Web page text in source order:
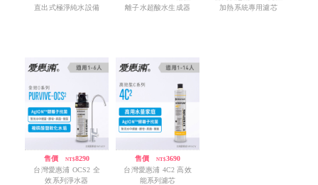
直出式極淨純水設備
離子水超酸水生成器
加熱系統專用濾芯
售價/ NT$8290
台灣愛惠浦 OCS2 全
效系列淨水器
售價/ NT$3690
台灣愛惠浦 4C2 高效
能系列濾芯